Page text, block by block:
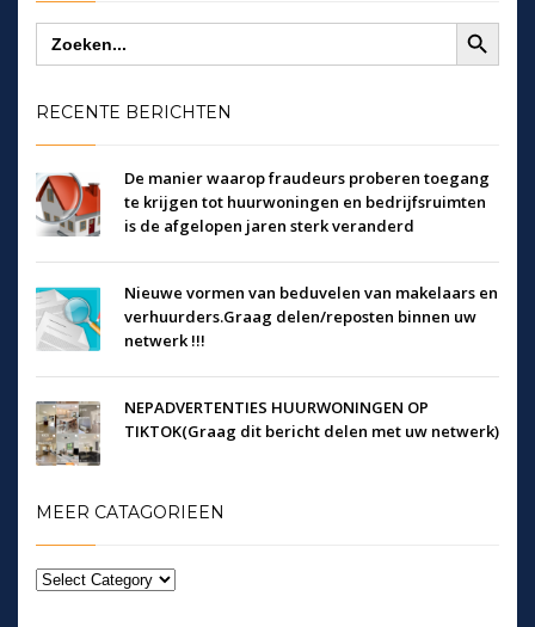
Zoek
naar:
Zoekknop
RECENTE BERICHTEN
De manier waarop fraudeurs proberen toegang
te krijgen tot huurwoningen en bedrijfsruimten
is de afgelopen jaren sterk veranderd
Nieuwe vormen van beduvelen van makelaars en
verhuurders.Graag delen/reposten binnen uw
netwerk !!!
NEPADVERTENTIES HUURWONINGEN OP
TIKTOK(Graag dit bericht delen met uw netwerk)
MEER CATAGORIEEN